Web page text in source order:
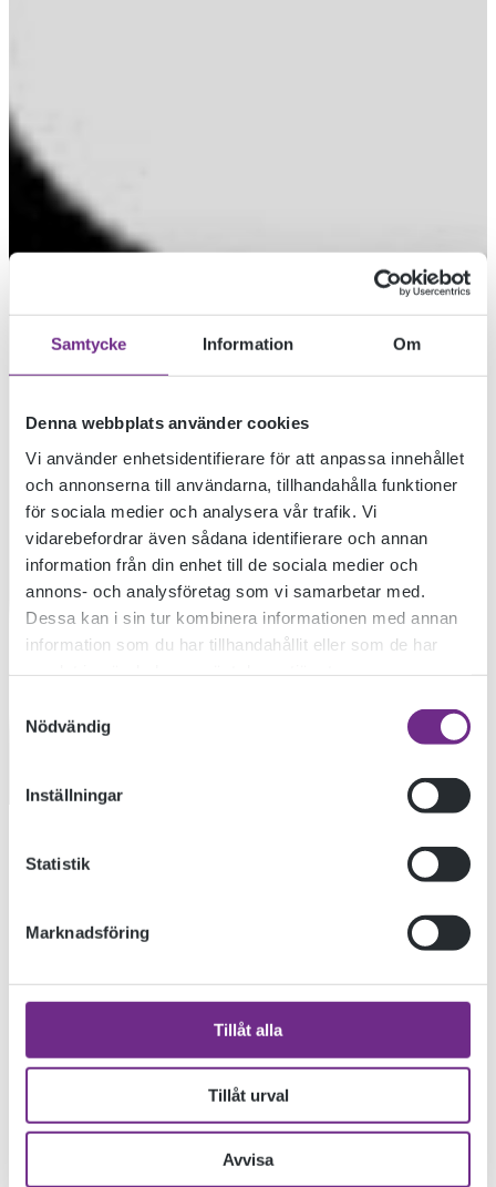
Samtycke Information Om
Denna webbplats använder cookies
Vi använder enhetsidentifierare för att anpassa innehållet
och annonserna till användarna, tillhandahålla funktioner
för sociala medier och analysera vår trafik. Vi
vidarebefordrar även sådana identifierare och annan
information från din enhet till de sociala medier och
annons- och analysföretag som vi samarbetar med.
Dessa kan i sin tur kombinera informationen med annan
information som du har tillhandahållit eller som de har
Nödvändig
Inställningar
Statistik
Marknadsföring
Tillåt alla
Tillåt urval
Avvisa
SKÄRPTA
REGIONALA
2021-04-26
Från måndagen 26 april skärps ytterligare de regionala
rekommendationerna i Kalmar län. Detta på grund av den
– Vi behöver alla pausa även det där sista lilla, det vi hittills